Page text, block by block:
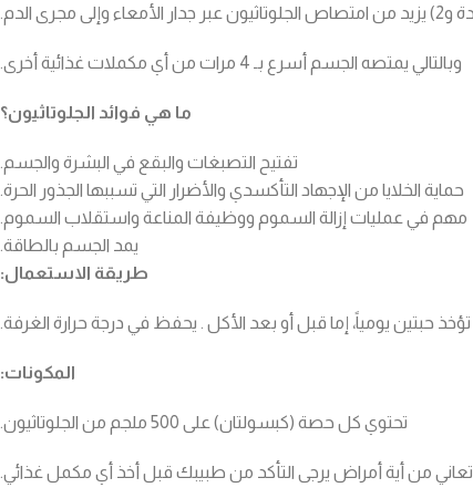
وبالتالي يمتصه الجسم أسرع بـ 4 مرات من أي مكملات غذائية أخرى.
ما هي فوائد الجلوتاثيون؟
تفتيح التصبغات والبقع في البشرة والجسم.
حماية الخلايا من الإجهاد التأكسدي والأضرار التي تسببها الجذور الحرة.
مهم في عمليات إزالة السموم ووظيفة المناعة واستقلاب السموم.
يمد الجسم بالطاقة.
طريقة الاستعمال:
تؤخذ حبتين يومياً، إما قبل أو بعد الأكل . يحفظ في درجة حرارة الغرفة.
المكونات:
تحتوي كل حصة (كبسولتان) على 500 ملجم من الجلوتاثيون.
تعاني من أية أمراض يرجى التأكد من طبيبك قبل أخذ أي مكمل غذائي.